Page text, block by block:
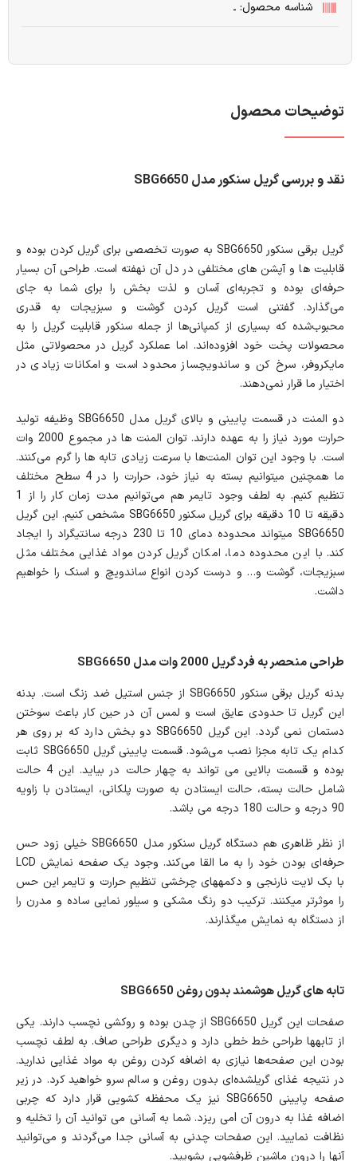
شناسه محصول: ـ
توضیحات محصول
نقد و بررسی گریل سنکور مدل SBG6650
گریل برقی سنکور SBG6650 به صورت تخصصی برای گریل کردن بوده و
قابلیت ها و آپشن های مختلفی در دل آن نهفته است. طراحی آن بسیار
حرفه‌ای بوده و تجربه‌ای آسان و لذت بخش را برای شما به جای
می‌گذارد. گفتنی است گریل کردن گوشت و سبزیجات به قدری
محبوب‌شده که بسیاری از کمپانی‌ها از جمله سنکور قابلیت گریل را به
محصولات پخت خود افزوده‌اند. اما عملکرد گریل در محصولاتی مثل
مایکروفر، سرخ کن و ساندویچ‎ساز محدود است و امکانات زیادی در
اختیار ما قرار نمی‌دهند.
دو المنت در قسمت پایینی و بالای گریل مدل SBG6650 وظیفه تولید
حرارت مورد نیاز را به عهده دارند. توان المنت ها در مجموع 2000 وات
است. با وجود این توان المنت‌ها با سرعت زیادی تابه ها را گرم می‌کنند.
ما همچنین می‎توانیم بسته به نیاز خود، حرارت را در 4 سطح مختلف
تنظیم کنیم. به لطف وجود تایمر هم می‌توانیم مدت زمان کار را از 1
دقیقه تا 10 دقیقه برای گریل سکنور SBG6650 مشخص کنیم. این گریل
SBG6650 می‎تواند محدوده دمای 10 تا 230 درجه سانتیگراد را ایجاد
کند. با این محدوده دما، امکان گریل کردن مواد غذایی مختلف مثل
سبزیجات، گوشت و… و درست کردن انواع ساندویچ و اسنک را خواهیم
داشت.
طراحی منحصر به فرد گریل 2000 وات مدل SBG6650
بدنه گریل برقی سنکور SBG6650 از جنس استیل ضد زنگ است. بدنه
این گریل تا حدودی عایق است و لمس آن در حین کار باعث سوختن
دستمان نمی گردد. این گریل SBG6650 دو بخش دارد که بر روی هر
کدام یک تابه مجزا نصب می‌شود. قسمت پایینی گریل SBG6650 ثابت
بوده و قسمت بالایی می تواند به چهار حالت در بیاید. این 4 حالت
شامل حالت بسته، حالت ایستادن به صورت پلکانی، ایستادن با زاویه
90 درجه و حالت 180 درجه می باشد.
از نظر ظاهری هم دستگاه گریل سنکور مدل SBG6650 خیلی زود حس
حرفه‌ای بودن خود را به ما القا می‌کند. وجود یک صفحه نمایش LCD
با بک لایت نارنجی و دکمه‎های چرخشی تنظیم حرارت و تایمر این حس
را موثرتر می‎کنند. ترکیب دو رنگ مشکی و سیلور نمایی ساده و مدرن را
از دستگاه به نمایش می‎گذارند.
تابه های گریل هوشمند بدون روغن SBG6650
صفحات این گریل SBG6650 از چدن بوده‌ و روکشی نچسب دارند. یکی
از تابه‎ها طراحی خط خطی دارد و دیگری طراحی صاف. به لطف نچسب
بودن این صفحه‌ها نیازی به اضافه کردن روغن به مواد غذایی ندارید.
در نتیجه غذای گریل‎شده‌ای بدون روغن و سالم سرو خواهید کرد. در زیر
صفحه پایینی SBG6650 نیز یک محفظه کشویی قرار دارد که چربی
اضافه غذا به درون آن lمی ریزد. شما به آسانی می توانید آن را تخلیه و
نظافت نمایید. این صفحات چدنی به آسانی جدا می‌گردند و می‌توانید
آنها را درون ماشین ظرفشویی بشویید.